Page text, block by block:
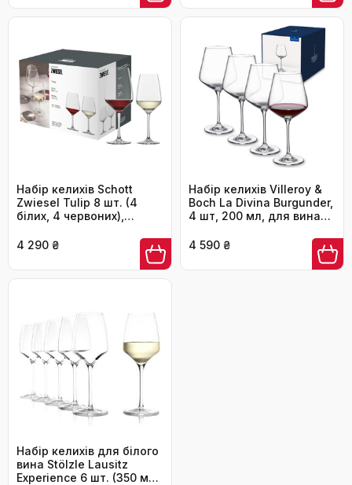
посудомийній машині,
безпечно упаковані,
Made in Europe
Набір келихів Schott
Zwiesel Tulip 8 шт. (4
білих, 4 червоних),
Germany
4 290 ₴
Набір келихів Villeroy &
Boch La Divina Burgunder,
4 шт, 200 мл, для вина
скло, миє в
4 590 ₴
Набір келихів для білого
вина Stölzle Lausitz
Experience 6 шт. (350 мл)